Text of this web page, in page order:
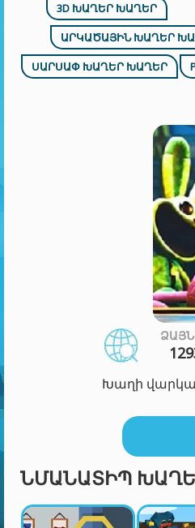
3D ԽԱՂԵՐ ԽԱՂԵՐ
ԱՐԿԱԾԱՅԻՆ ԽԱՂԵՐ
ՍԱՐՍԱՓ ԽԱՂԵՐ ԽԱՂԵՐ
Խաղի
ՆՄԱՆԱՏԻՊ